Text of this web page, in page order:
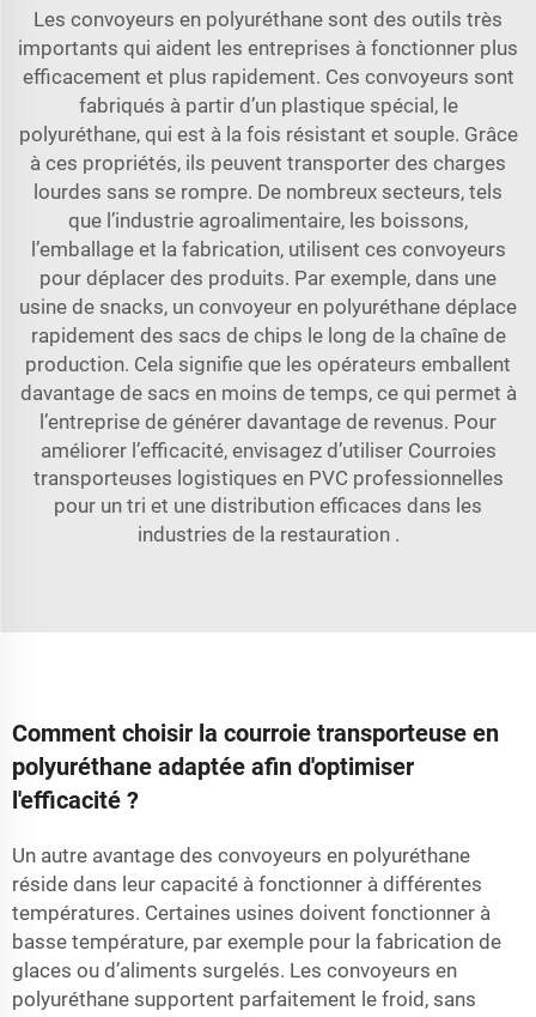
Les convoyeurs en polyuréthane sont des outils très
importants qui aident les entreprises à fonctionner plus
efficacement et plus rapidement. Ces convoyeurs sont
fabriqués à partir d’un plastique spécial, le
polyuréthane, qui est à la fois résistant et souple. Grâce
à ces propriétés, ils peuvent transporter des charges
lourdes sans se rompre. De nombreux secteurs, tels
que l’industrie agroalimentaire, les boissons,
l’emballage et la fabrication, utilisent ces convoyeurs
pour déplacer des produits. Par exemple, dans une
usine de snacks, un convoyeur en polyuréthane déplace
rapidement des sacs de chips le long de la chaîne de
production. Cela signifie que les opérateurs emballent
davantage de sacs en moins de temps, ce qui permet à
l’entreprise de générer davantage de revenus. Pour
améliorer l’efficacité, envisagez d’utiliser Courroies
transporteuses logistiques en PVC professionnelles
pour un tri et une distribution efficaces dans les
industries de la restauration .
Comment choisir la courroie transporteuse en
polyuréthane adaptée afin d'optimiser
l'efficacité ?
Un autre avantage des convoyeurs en polyuréthane
réside dans leur capacité à fonctionner à différentes
températures. Certaines usines doivent fonctionner à
basse température, par exemple pour la fabrication de
glaces ou d’aliments surgelés. Les convoyeurs en
polyuréthane supportent parfaitement le froid, sans